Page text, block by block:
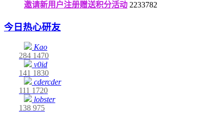
邀请新用户注册赠送积分活动 2233782
今日热心研友
Kao
284 1470
v0id
141 1830
cdercder
111 1720
lobster
138 975